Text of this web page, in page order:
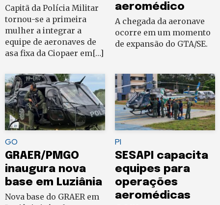
Capitã da Polícia Militar
tornou-se a primeira
mulher a integrar a
equipe de aeronaves de
asa fixa da Ciopaer em[…]
aeromédico
A chegada da aeronave
ocorre em um momento
de expansão do GTA/SE.
GO
GRAER/PMGO
inaugura nova
base em Luziânia
Nova base do GRAER em
PI
SESAPI capacita
equipes para
operações
aeromédicas